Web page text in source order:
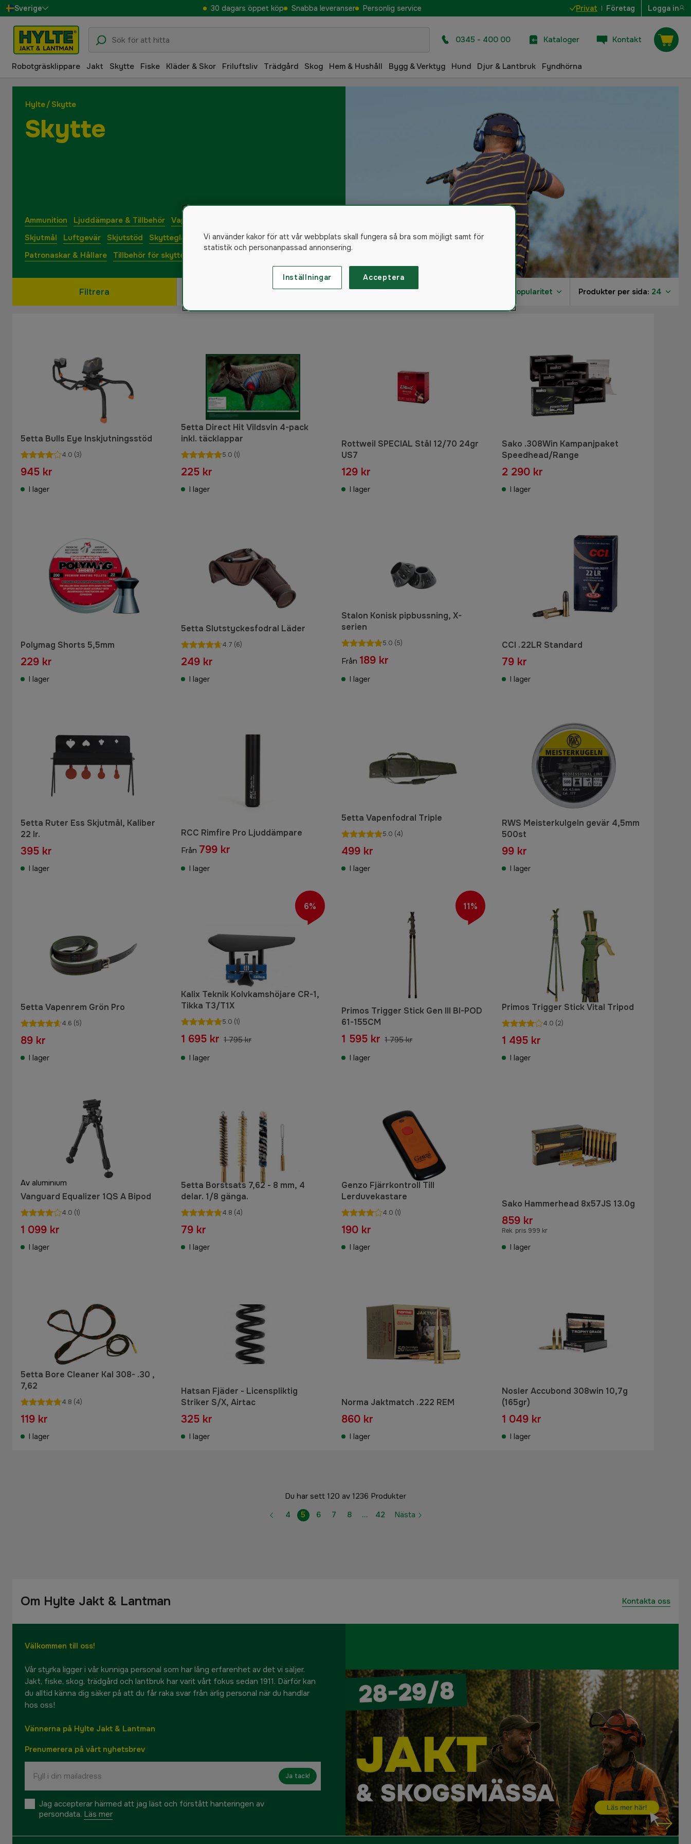
Sverige
Danmark
Suomi
Norge
30 dagars öppet köp Snabba leveranser Personlig service Privat Företag Logga in
0345 - 400 00 Kataloger Kontakt
Robotgräsklippare Jakt Skytte Fiske Kläder & Skor Friluftsliv Trädgård Skog Hem & Hushåll Bygg & Verktyg Hund Djur & Lantbruk Fyndhörna
Hylte/ Skytte
Skytte
Ammunition Ljuddämpare & Tillbehör Vapenskåp
Skjutmål
Luftgevär Skjutstöd Skytteglasögon
Vapenfodral & Vapenremmar
Patronaskar & Hållare
Tillbehör för skytte
Filtrera 1236produkter Popularitet Produkter per sida: 24
5etta Bulls Eye Inskjutningsstöd
4.0 (3)
945 kr
I lager
5etta Direct Hit Vildsvin 4-pack
inkl. täcklappar
5.0 (1)
225 kr
I lager
Rottweil SPECIAL Stål 12/70 24gr
US7
129 kr
I lager
Sako .308Win Kampanjpaket
Speedhead/Range
2 290 kr
I lager
Polymag Shorts 5,5mm
229 kr
I lager
5etta Slutstyckesfodral Läder
4.7 (6)
249 kr
I lager
Stalon Konisk pipbussning, X-
serien
5.0 (5)
Från 189 kr
I lager
CCI .22LR Standard
79 kr
I lager
5etta Ruter Ess Skjutmål, Kaliber
22 lr.
395 kr
I lager
RCC Rimfire Pro Ljuddämpare
Från 799 kr
I lager
5etta Vapenfodral Triple
5.0 (4)
499 kr
I lager
RWS Meisterkulgeln gevär 4,5mm
500st
99 kr
I lager
5etta Vapenrem Grön Pro
4.6 (5)
89 kr
I lager
Kalix Teknik Kolvkamshöjare CR-1,
Tikka T3/T1X
5.0 (1)
1 695 kr 1 795 kr
I lager
6%
Primos Trigger Stick Gen III BI-POD
61-155CM
1 595 kr 1 795 kr
I lager
11%
Primos Trigger Stick Vital Tripod
4.0 (2)
1 495 kr
I lager
Av aluminium
Vanguard Equalizer 1QS A Bipod
4.0 (1)
1 099 kr
I lager
5etta Borstsats 7,62 - 8 mm, 4
delar. 1/8 gänga.
4.8 (4)
79 kr
I lager
Genzo Fjärrkontroll Till
Lerduvekastare
4.0 (1)
190 kr
I lager
Sako Hammerhead 8x57JS 13.0g
859 kr
Rek. pris 999 kr
I lager
5etta Bore Cleaner Kal 308- .30 ,
7,62
4.8 (4)
119 kr
I lager
Hatsan Fjäder - Licenspliktig
Striker S/X, Airtac
325 kr
I lager
Norma Jaktmatch .222 REM
860 kr
I lager
Nosler Accubond 308win 10,7g
(165gr)
1 049 kr
I lager
Du har sett 120 av 1236 Produkter
4
5 6 7 8 … 42 Nästa
Om Hylte Jakt & Lantman Kontakta oss
Välkommen till oss!
Vår styrka ligger i vår kunniga personal som har lång erfarenhet av det vi säljer.
Jakt, fiske, skog, trädgård och lantbruk har varit vårt fokus sedan 1911. Därför kan
du alltid känna dig säker på att du får raka svar från ärlig personal när du handlar
hos oss!
Vännerna på Hylte Jakt & Lantman
Prenumerera på vårt nyhetsbrev
Ja tack!
Jag accepterar härmed att jag läst och förstått hanteringen av
persondata. Läs mer
Vi använder kakor för att vår webbplats skall fungera så bra som möjligt samt för
statistik och personanpassad annonsering.
Inställningar Acceptera